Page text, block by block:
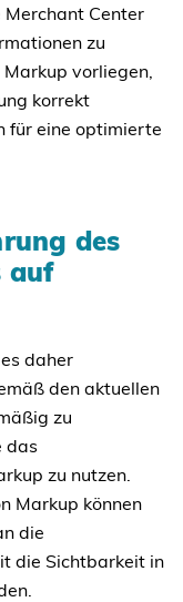
Merchant Center
zu
vorliegen,
korrekt
für eine optimierte
des
auf
daher
den aktuellen
zu
das
zu nutzen.
Markup können
die
die Sichtbarkeit in